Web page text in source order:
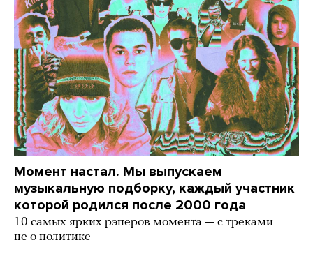
Момент настал. Мы выпускаем
музыкальную подборку, каждый участник
которой родился после 2000 года
10 самых ярких рэперов момента — с треками
не о политике